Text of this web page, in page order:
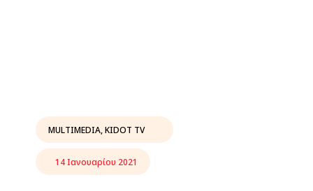
MULTIMEDIA,KIDOT TV
14 Ιανουαρίου 2021